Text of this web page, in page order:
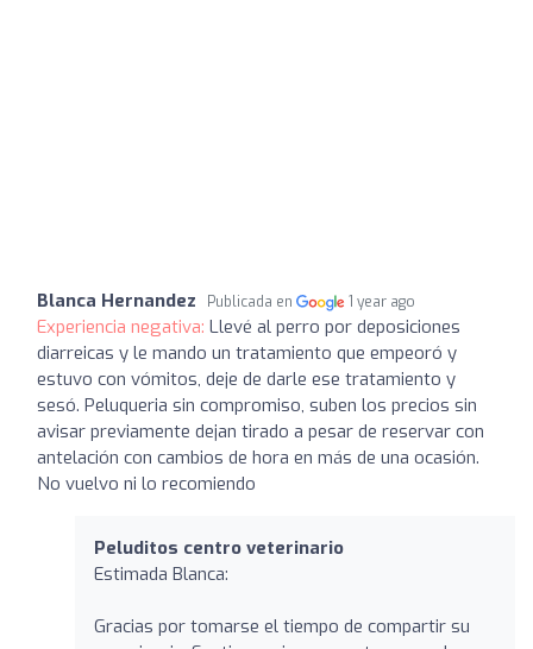
Blanca Hernandez Publicada en 1 year ago
Experiencia negativa: Llevé al perro por deposiciones
diarreicas y le mando un tratamiento que empeoró y
estuvo con vómitos, deje de darle ese tratamiento y
sesó. Peluqueria sin compromiso, suben los precios sin
avisar previamente dejan tirado a pesar de reservar con
antelación con cambios de hora en más de una ocasión.
No vuelvo ni lo recomiendo
Peluditos centro veterinario
Estimada Blanca:
Gracias por tomarse el tiempo de compartir su